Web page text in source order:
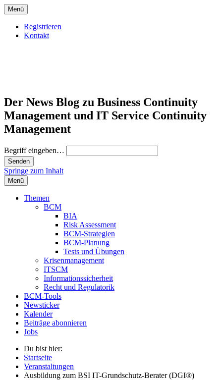
Menü
Registrieren
Kontakt
Der News Blog zu Business Continuity
Management und IT Service Continuity
Management
Begriff eingeben…
Springe zum Inhalt
Menü
Themen
BCM
BIA
Risk Assessment
BCM-Strategien
BCM-Planung
Tests und Übungen
Krisenmanagement
ITSCM
Informationssicherheit
Recht und Regulatorik
BCM-Tools
Newsticker
Kalender
Beiträge abonnieren
Jobs
Du bist hier:
Startseite
Veranstaltungen
Ausbildung zum BSI IT-Grundschutz-Berater (DGI®)